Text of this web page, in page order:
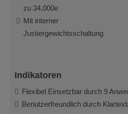
zu 34.000e
Mit interner
Justiergewichtsschaltung
Indikatoren
Flexibel Einsetzbar durch 9
Benutzerfreundlich durch